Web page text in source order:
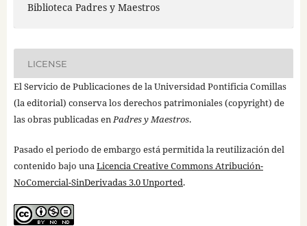
Biblioteca Padres y Maestros
LICENSE
El Servicio de Publicaciones de la Universidad Pontificia Comillas
(la editorial) conserva los derechos patrimoniales (copyright) de
las obras publicadas enPadres y Maestros.
Pasado el periodo de embargo está permitida la reutilización del
contenido bajo unaLicencia Creative Commons Atribución-
NoComercial-SinDerivadas 3.0 Unported.